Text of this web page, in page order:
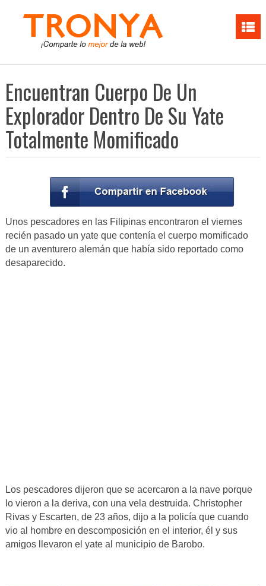
Encuentran Cuerpo De Un
Explorador Dentro De Su Yate
Totalmente Momificado
Unos pescadores en las Filipinas encontraron el viernes
recién pasado un yate que contenía el cuerpo momificado
de un aventurero alemán que había sido reportado como
desaparecido.
Los pescadores dijeron que se acercaron a la nave porque
lo vieron a la deriva, con una vela destruida. Christopher
Rivas y Escarten, de 23 años, dijo a la policía que cuando
vio al hombre en descomposición en el interior, él y sus
amigos llevaron el yate al municipio de Barobo.